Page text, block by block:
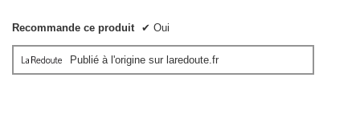
Recommande ce produit ✔ Oui
Publié à l'origine sur laredoute.fr